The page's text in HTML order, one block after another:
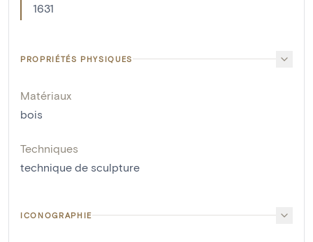
1631
PROPRIÉTÉS PHYSIQUES
Matériaux
bois
Techniques
technique de sculpture
ICONOGRAPHIE